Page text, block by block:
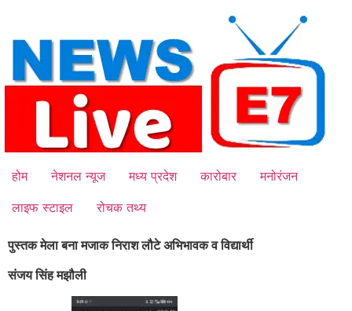
content
होम नेशनल न्यूज मध्य प्रदेश कारोबार
मनोरंजन
लाइफ स्टाइल
रोचक तथ्य
पुस्तक मेला बना मजाक निराश लौटे अभिभावक व विद्यार्थी
संजय सिंह मझौली